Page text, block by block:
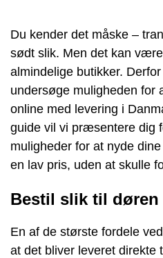
Du kender det måske –
sødt slik. Men det kan
almindelige butikker.
undersøge muligheden for
online med levering i
guide vil vi præsentere dig
muligheder for at nyde
en lav pris, uden at skulle
Bestil slik til døren
En af de største fordele
at det bliver leveret direkte